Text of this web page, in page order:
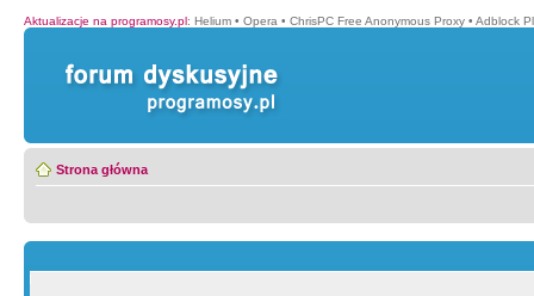
Aktualizacje na programosy.pl: Helium • Opera • ChrisPC Free Anonymous Proxy • Adblock
Strona główna